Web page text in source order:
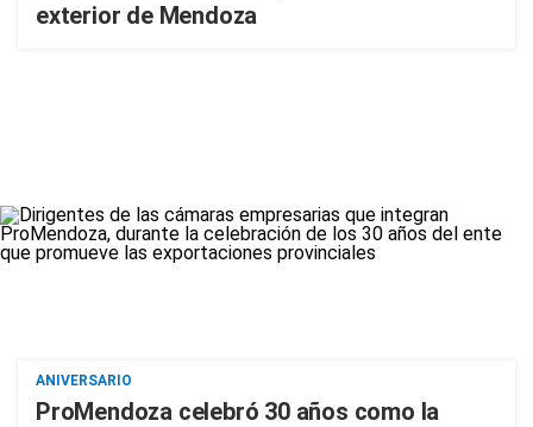
exterior de Mendoza
ANIVERSARIO
ProMendoza celebró 30 años como la